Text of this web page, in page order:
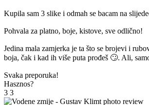
Kupila sam 3 slike i odmah se bacam na
Pohvala za platno, boje, kistove, sve odlično!
Jedina mala zamjerka je ta što se brojevi i
boja, čak i kad ih više puta prođeš 🙄. Ali,
Svaka preporuka!
Hasznos?
3 3